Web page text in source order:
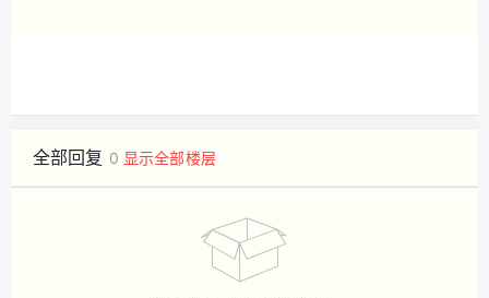
全部回复 0 显示全部楼层